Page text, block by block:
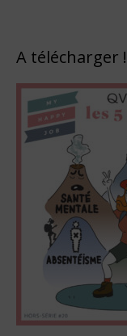
A télécharger !